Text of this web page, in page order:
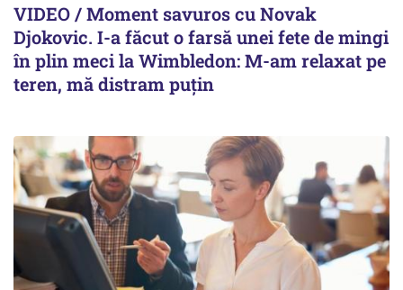
VIDEO / Moment savuros cu Novak
Djokovic. I-a făcut o farsă unei fete de mingi
în plin meci la Wimbledon: M-am relaxat pe
teren, mă distram puțin